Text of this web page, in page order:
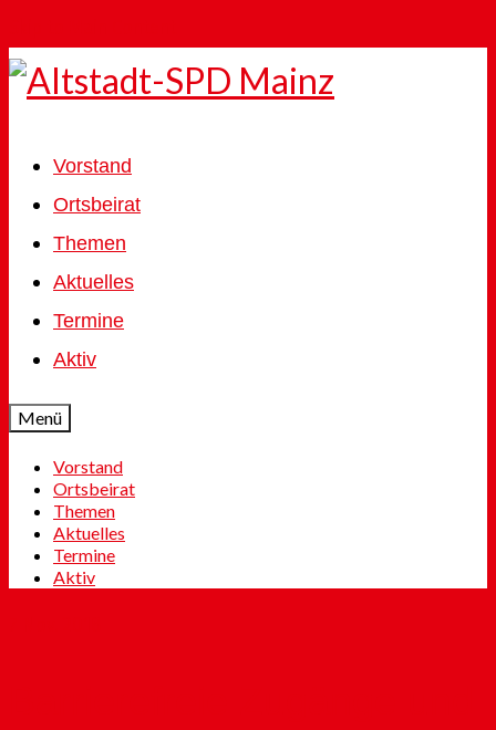
Vorstand
Ortsbeirat
Themen
Aktuelles
Termine
Aktiv
Menü
Vorstand
Ortsbeirat
Themen
Aktuelles
Termine
Aktiv